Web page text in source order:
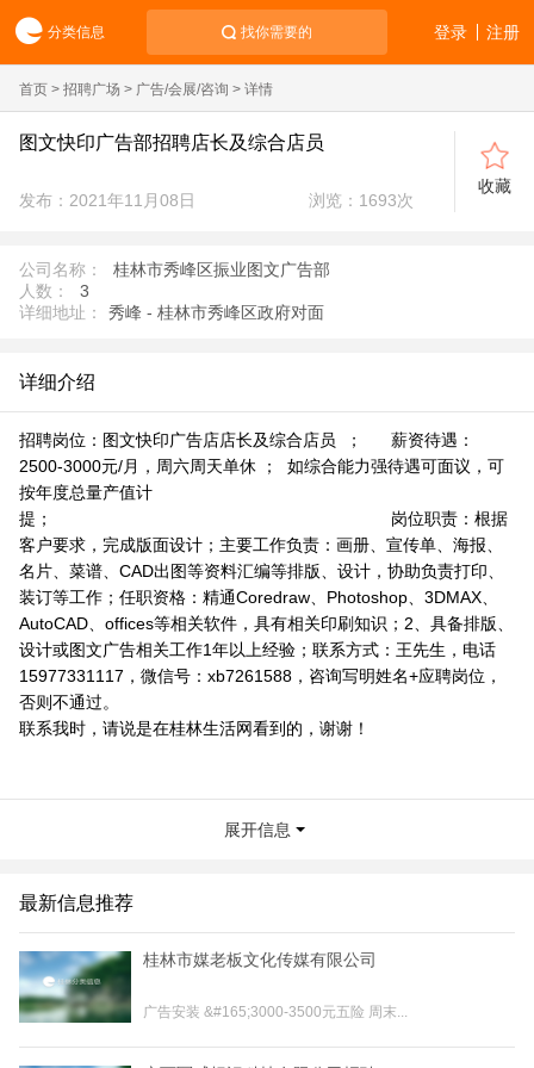
分类信息 找你需要的 注册
登录
首页 > 招聘广场 > 广告/会展/咨询 > 详情
图文快印广告部招聘店长及综合店员
发布：2021年11月08日 浏览： 1693次
收藏
公司名称：
桂林市秀峰区振业图文广告部
人数：
3
详细地址：
秀峰 - 桂林市秀峰区政府对面
详细介绍
招聘岗位：图文快印广告店店长及综合店员 ； 薪资待遇：
2500-3000元/月，周六周天单休 ； 如综合能力强待遇可面议，可
按年度总量产值计
提； 岗位职责：根据
客户要求，完成版面设计；主要工作负责：画册、宣传单、海报、
名片、菜谱、CAD出图等资料汇编等排版、设计，协助负责打印、
装订等工作；任职资格：精通Coredraw、Photoshop、3DMAX、
AutoCAD、offices等相关软件，具有相关印刷知识；2、具备排版、
设计或图文广告相关工作1年以上经验；联系方式：王先生，电话
15977331117，微信号：xb7261588，咨询写明姓名+应聘岗位，
否则不通过。
联系我时，请说是在桂林生活网看到的，谢谢！
展开信息
最新信息推荐
桂林市媒老板文化传媒有限公司
广告安装 &#165;3000-3500元五险 周末...